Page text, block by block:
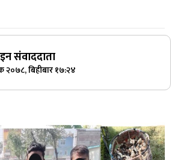
संवाददाता
२०७८, बिहीबार १७:२४